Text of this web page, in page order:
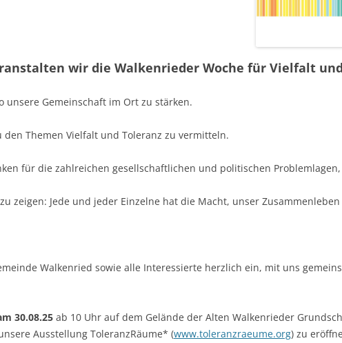
wir die Walkenrieder Woche für Vielfalt
unsere Gemeinschaft im Ort zu stärken.
Themen Vielfalt und Toleranz zu vermitteln.
für die zahlreichen gesellschaftlichen und politischen
zeigen: Jede und jeder Einzelne hat die Macht, unser
Walkenried sowie alle Interessierte herzlich ein, mit uns
30.08.25 ab 10 Uhr auf dem Gelände der Alten Walkenrieder
Ausstellung ToleranzRäume* (www.toleranzraeume.org) zu